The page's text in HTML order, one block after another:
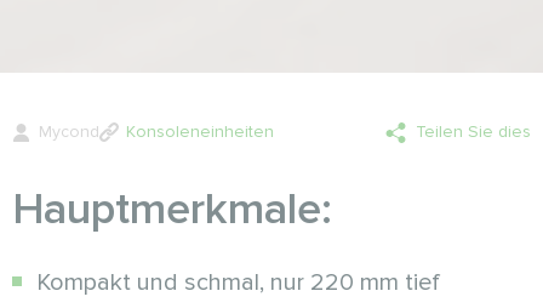
Mycond Konsoleneinheiten Teilen Sie dies
Hauptmerkmale:
Kompakt und schmal, nur 220 mm tief